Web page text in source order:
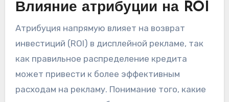
Влияние атрибуции на ROI
Атрибуция напрямую влияет на возврат
инвестиций (ROI) в дисплейной рекламе, так
как правильное распределение кредита
может привести к более эффективным
расходам на рекламу. Понимание того, какие